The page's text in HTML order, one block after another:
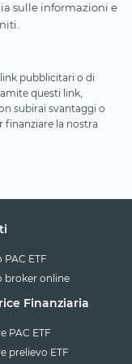
sulle informazioni e
pubblicitari o di
questi link,
subirai svantaggi o
finanziare la nostra
ETF
broker online
Finanziaria
PAC ETF
prelievo ETF